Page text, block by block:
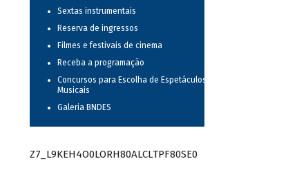
Sextas instrumentais
Reserva de ingressos
Filmes e festivais de cinema
Receba a programação
Concursos para Escolha de Espetáculos
Musicais
Galeria BNDES
Z7_L9KEH4O0LORH80ALCLTPF80SE0